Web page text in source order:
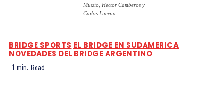
Muzzio, Hector Camberos y
Carlos Lucena
BRIDGE SPORTS EL BRIDGE EN SUDAMERICA
NOVEDADES DEL BRIDGE ARGENTINO
1 min. Read